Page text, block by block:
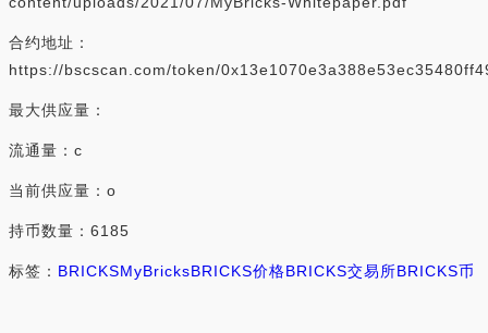
合约地址：
https://bscscan.com/token/
最大供应量：
流通量：c
当前供应量：o
持币数量：6185
标签： BRICKSMyBricksBRICKS价格BRICKS交易所BRICKS币